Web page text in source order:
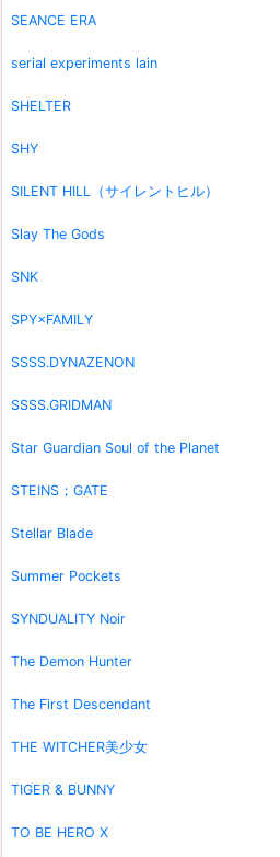
SEANCE ERA
serial experiments lain
SHELTER
SHY
SILENT HILL（サイレントヒル）
Slay The Gods
SNK
SPY×FAMILY
SSSS.DYNAZENON
SSSS.GRIDMAN
Star Guardian Soul of the Planet
STEINS；GATE
Stellar Blade
Summer Pockets
SYNDUALITY Noir
The Demon Hunter
The First Descendant
THE WITCHER美少女
TIGER & BUNNY
TO BE HERO X